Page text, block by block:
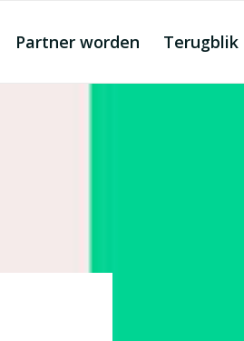
Partner worden Terugblik